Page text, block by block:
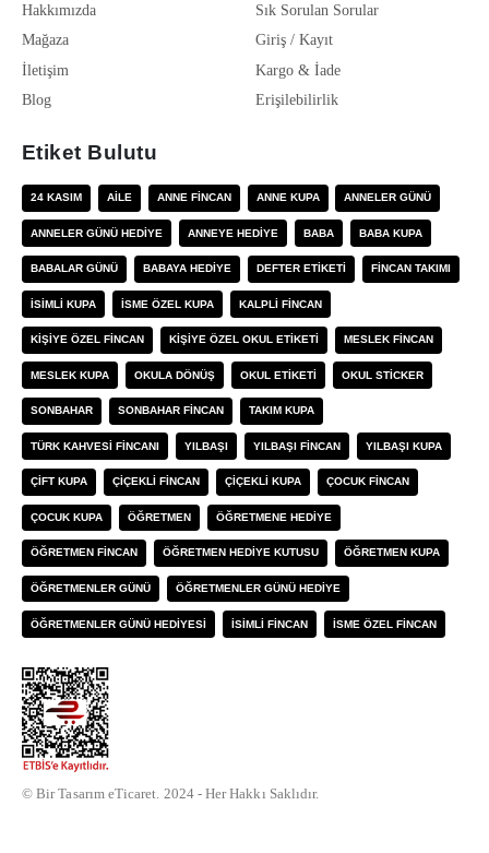
Hakkımızda
Mağaza
İletişim
Blog
Sık Sorulan Sorular
Giriş / Kayıt
Kargo & İade
Erişilebilirlik
Etiket Bulutu
24 KASIM AILE ANNE FINCAN ANNE KUPA ANNELER GÜNÜ
ANNELER GÜNÜ HEDIYE ANNEYE HEDIYE BABA BABA KUPA
BABALAR GÜNÜ BABAYA HEDIYE DEFTER ETIKETI FINCAN TAKIMI
ISIMLI KUPA ISME ÖZEL KUPA KALPLI FINCAN
KIŞIYE ÖZEL FINCAN KIŞIYE ÖZEL OKUL ETIKETI MESLEK FINCAN
MESLEK KUPA OKULA DÖNÜŞ OKUL ETIKETI OKUL STICKER
SONBAHAR SONBAHAR FINCAN TAKIM KUPA
TÜRK KAHVESI FINCANI YILBAŞI YILBAŞI FINCAN YILBAŞI KUPA
ÇIFT KUPA ÇIÇEKLI FINCAN ÇIÇEKLI KUPA ÇOCUK FINCAN
ÇOCUK KUPA ÖĞRETMEN ÖĞRETMENE HEDIYE
ÖĞRETMEN FINCAN ÖĞRETMEN HEDIYE KUTUSU ÖĞRETMEN KUPA
ÖĞRETMENLER GÜNÜ ÖĞRETMENLER GÜNÜ HEDIYE
ÖĞRETMENLER GÜNÜ HEDIYESI İSIMLI FINCAN İSME ÖZEL FINCAN
© Bir Tasarım eTicaret. 2024 - Her Hakkı Saklıdır.